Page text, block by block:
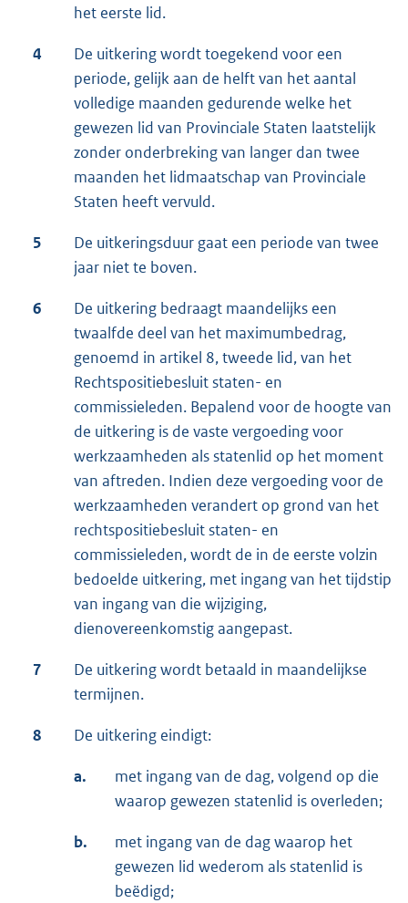
het eerste lid.
4
De uitkering wordt toegekend voor een
periode, gelijk aan de helft van het aantal
volledige maanden gedurende welke het
gewezen lid van Provinciale Staten laatstelijk
zonder onderbreking van langer dan twee
maanden het lidmaatschap van Provinciale
Staten heeft vervuld.
5
De uitkeringsduur gaat een periode van twee
jaar niet te boven.
6
De uitkering bedraagt maandelijks een
twaalfde deel van het maximumbedrag,
genoemd in artikel 8, tweede lid, van het
Rechtspositiebesluit staten- en
commissieleden. Bepalend voor de hoogte van
de uitkering is de vaste vergoeding voor
werkzaamheden als statenlid op het moment
van aftreden. Indien deze vergoeding voor de
werkzaamheden verandert op grond van het
rechtspositiebesluit staten- en
commissieleden, wordt de in de eerste volzin
bedoelde uitkering, met ingang van het tijdstip
van ingang van die wijziging,
dienovereenkomstig aangepast.
7
De uitkering wordt betaald in maandelijkse
termijnen.
8 De uitkering eindigt:
a.
met ingang van de dag, volgend op die
waarop gewezen statenlid is overleden;
b.
met ingang van de dag waarop het
gewezen lid wederom als statenlid is
beëdigd;